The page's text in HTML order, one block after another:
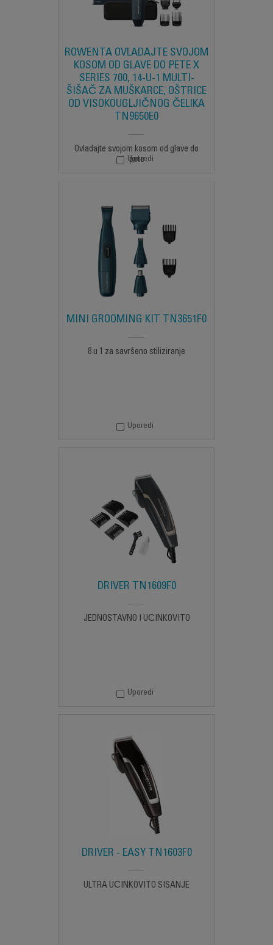
ROWENTA OVLADAJTE SVOJOM
KOSOM OD GLAVE DO PETE X
SERIES 700, 14-U-1 MULTI-
ŠIŠAČ ZA MUŠKARCE, OŠTRICE
OD VISOKOUGLJIČNOG ČELIKA
TN9650E0
Ovladajte svojom kosom od glave do
pete
Uporedi
MINI GROOMING KIT TN3651F0
8 u 1 za savršeno stiliziranje
Uporedi
DRIVER TN1609F0
JEDNOSTAVNO I UČINKOVITO
Uporedi
DRIVER - EASY TN1603F0
ULTRA UČINKOVITO ŠIŠANJE